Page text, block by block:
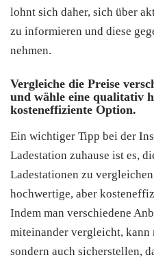
lohnt sich daher, sich über
zu informieren und diese
nehmen.
Vergleiche die Preise
und wähle eine qualitativ
kosteneffiziente Option.
Ein wichtiger Tipp bei der
Ladestation zuhause ist es,
Ladestationen zu
hochwertige, aber
Indem man verschiedene
miteinander vergleicht, kann
sondern auch sicherstellen,